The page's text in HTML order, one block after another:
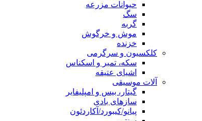
حیوانات مزرعه
سگ
گربه
موش و خرگوش
خزنده
کلکسیون و سرگرمی
سکه، تمبر و اسکناس
اشیای عتیقه
آلات موسیقی
گیتار، بیس و امپلیفایر
سازهای بادی
پیانو/کیبورد/آکاردئون